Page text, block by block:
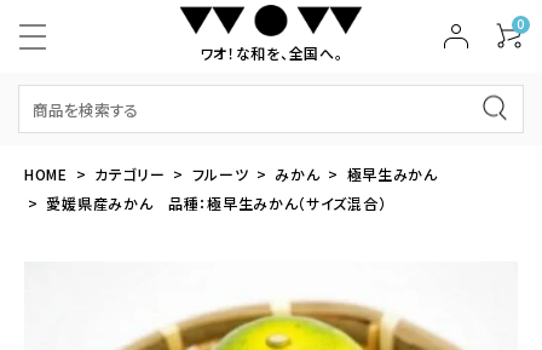
ワオ！な和を、全国へ。
0
HOME カテゴリー フルーツ みかん
極早生みかん
愛媛県産みかん 品種：極早生みかん（サイズ混合）